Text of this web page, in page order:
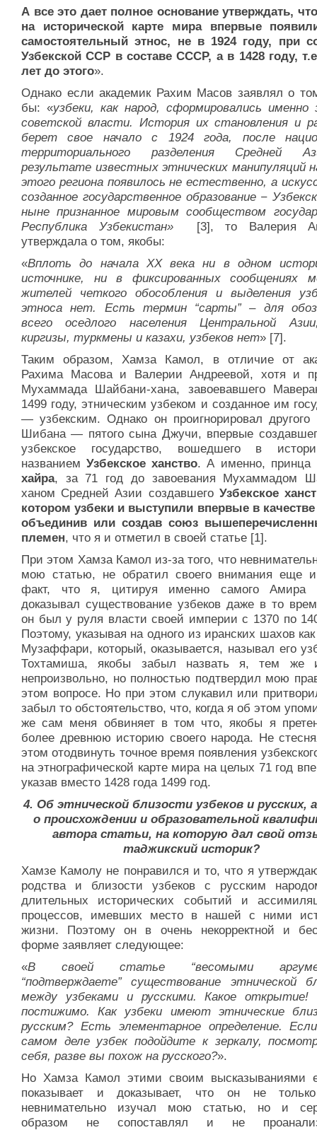
А все это дает полное основание утверждать,
на исторической карте мира впервые
самостоятельный этнос, не в 1924 году, при
Узбекской ССР в составе СССР, а в 1428 году,
лет до этого».
Однако если академик Рахим Масов заявлял о
бы: «узбеки, как народ, сформировались именно
советской власти. История их становления и
берет свое начало с 1924 года, после
территориального разделения Средней
результате известных этнических манипуляций
этого региона появилось не естественно, а
созданное государственное образование −
ныне признанное мировым сообществом
Республика Узбекистан»
[3], то Валерия
утверждала о том, якобы:
«Вплоть до начала ХХ века ни в одном
источнике, ни в фиксированных сообщениях
жителей четкого обособления и выделения
этноса нет. Есть термин “сарты” – для
всего оседлого населения Центральной
киргизы, туркмены и казахи, узбеков нет» [7].
Таким образом, Хамза Камол, в отличие от
Рахима Масова и Валерии Андреевой, хотя и
Мухаммада Шайбани-хана, завоевавшего
1499 году, этническим узбеком и созданное им
— узбекским. Однако он проигнорировал другого
Шибана — пятого сына Джучи, впервые
узбекское государство, вошедшего в
названиемУзбекское ханство. А именно, принца
хайра, за 71 год до завоевания Мухаммадом
ханом Средней Азии создавшего Узбекское
котором узбеки и выступили впервые в качестве
объединив или создав союз
племен, что я и отметил в своей статье [1].
При этом Хамза Камол из-за того, что
мою статью, не обратил своего внимания еще
факт, что я, цитируя именно самого Амира
доказывал существование узбеков даже в то
он был у руля власти своей империи с 1370 по
Поэтому, указывая на одного из иранских шахов
Музаффари, который, оказывается, называл его
Тохтамиша, якобы забыл назвать я, тем же
непроизвольно, но полностью подтвердил мою
этом вопросе. Но при этом слукавил или
забыл то обстоятельство, что, когда я об этом
же сам меня обвиняет в том что, якобы я
более древнюю историю своего народа. Не
этом отодвинуть точное время появления
на этнографической карте мира на целых 71 год
указав вместо 1428 года 1499 год.
4. Об этнической близости узбеков и русских,
о происхождении и образовательной
автора статьи, на которую дал свой
таджикский историк?
Хамзе Камолу не понравился и то, что я
родства и близости узбеков с русским
длительных исторических событий и
процессов, имевших место в нашей с ними
жизни. Поэтому он в очень некорректной и
форме заявляет следующее:
«В своей статье “весомыми
“подтверждаете” существование этнической
между узбеками и русскими. Какое
постижимо. Как узбеки имеют этнические
русским? Есть элементарное определение.
самом деле узбек подойдите к зеркалу,
себя, разве вы похож на русского?».
Но Хамза Камол этими своим высказываниями
показывает и доказывает, что он не
невнимательно изучал мою статью, но и
образом не сопоставлял и не